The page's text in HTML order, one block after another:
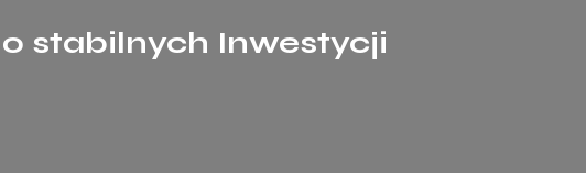
stabilnych Inwestycji